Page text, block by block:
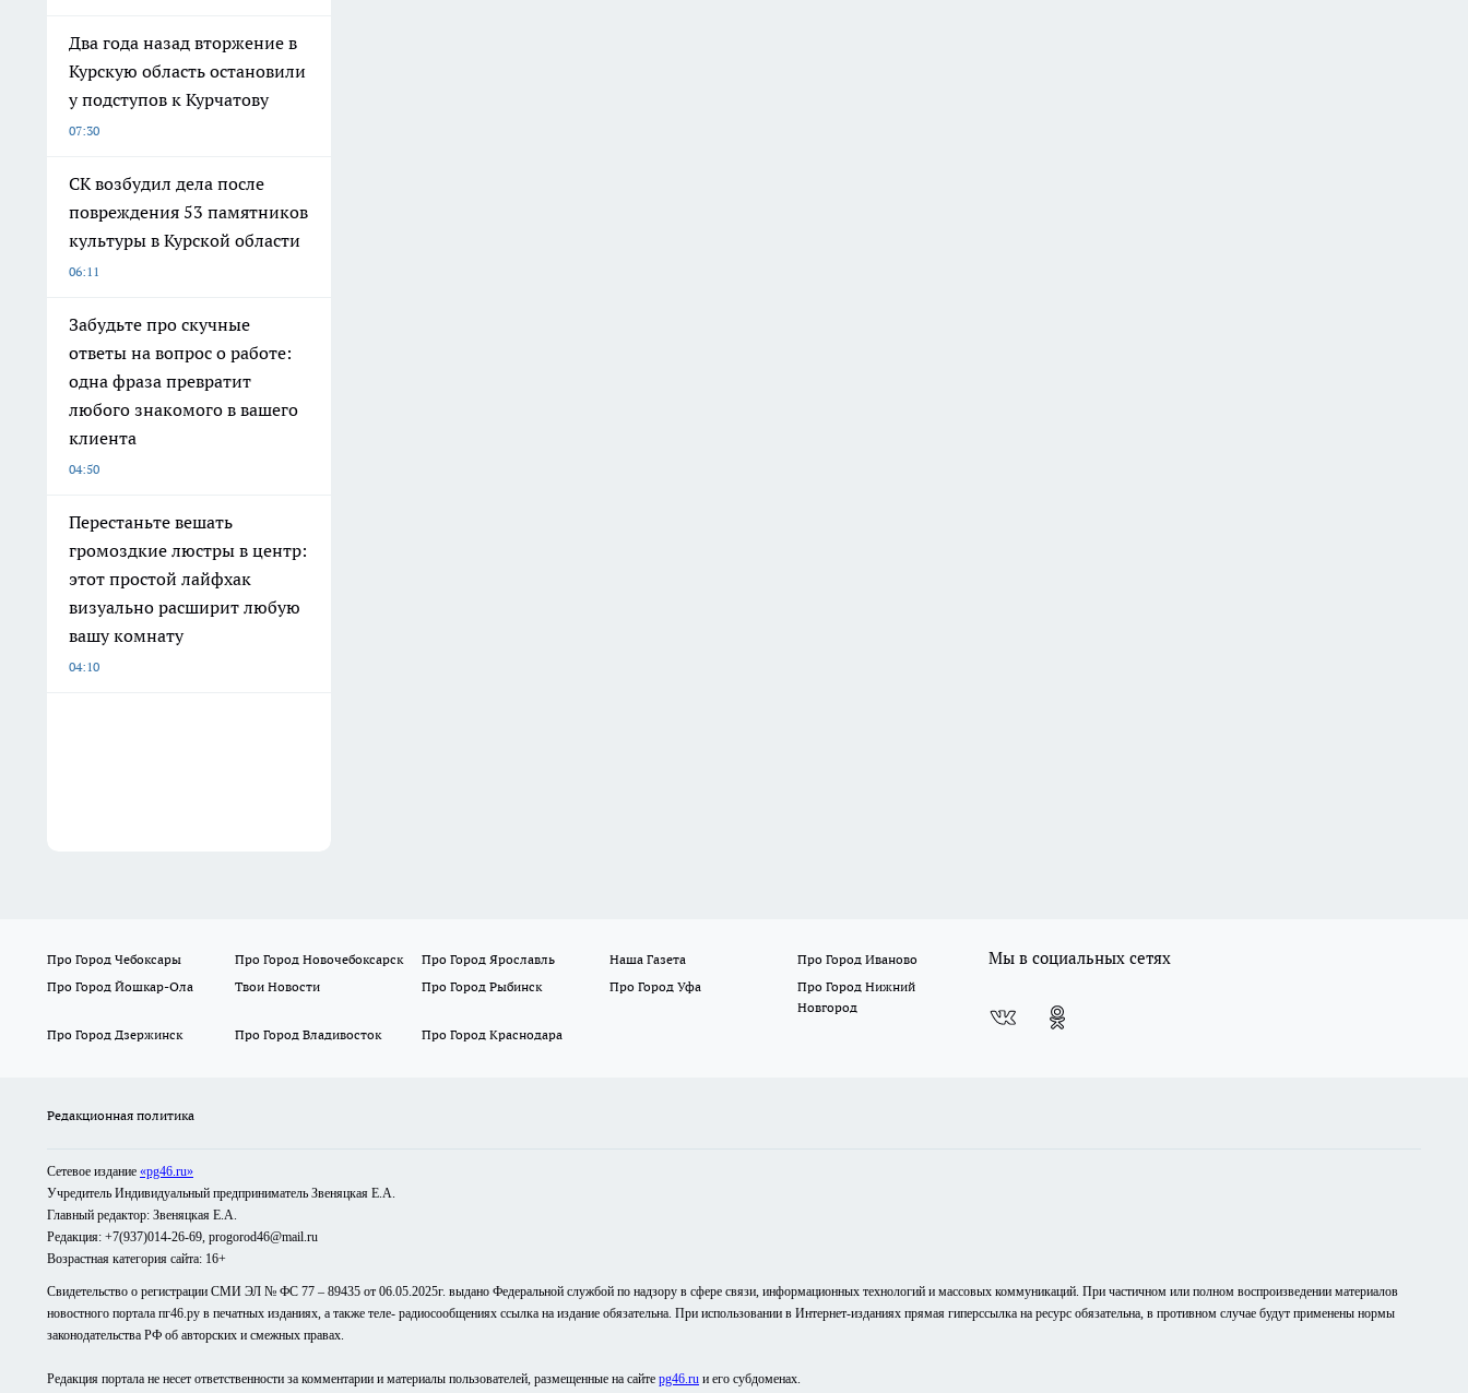
Два года назад вторжение в
Курскую область остановили
у подступов к Курчатову
07:30
СК возбудил дела после
повреждения 53 памятников
культуры в Курской области
06:11
Забудьте про скучные
ответы на вопрос о работе:
одна фраза превратит
любого знакомого в вашего
клиента
04:50
Перестаньте вешать
громоздкие люстры в центр:
этот простой лайфхак
визуально расширит любую
вашу комнату
04:10
Про Город Чебоксары Про Город Новочебоксарск Про Город Ярославль Наша Газета
Про Город Иваново
Про Город Йошкар-Ола
Твои Новости Про Город Рыбинск Про Город Уфа
Про Город Нижний
Новгород
Про Город Дзержинск
Про Город Владивосток Про Город Краснодара
Мы в социальных сетях
Редакционная политика
Сетевое издание «pg46.ru»
Учредитель Индивидуальный предприниматель Звеняцкая Е.А.
Главный редактор: Звеняцкая Е.А.
Редакция: +7(937)014-26-69, progorod46@mail.ru
Возрастная категория сайта: 16+
Свидетельство о регистрации СМИ ЭЛ № ФС 77 – 89435 от 06.05.2025г. выдано Федеральной службой по надзору в сфере связи, информационных технологий и массовых коммуникаций. При частичном или полном воспроизведении материалов
новостного портала пг46.ру в печатных изданиях, а также теле- радиосообщениях ссылка на издание обязательна. При использовании в Интернет-изданиях прямая гиперссылка на ресурс обязательна, в противном случае будут применены нормы
законодательства РФ об авторских и смежных правах.
Редакция портала не несет ответственности за комментарии и материалы пользователей, размещенные на сайте pg46.ru и его субдоменах.